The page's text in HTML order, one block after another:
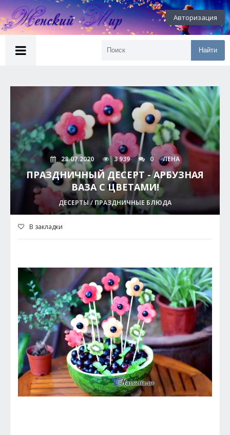
Авторизация
Найти
28.07.2020 3 939 0 ЛЕНА
ПРАЗДНИЧНЫЙ ДЕСЕРТ - АРБУЗНАЯ
ВАЗА С ЦВЕТАМИ!
ДЕСЕРТЫ / ПРАЗДНИЧНЫЕ БЛЮДА
В закладки